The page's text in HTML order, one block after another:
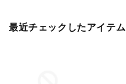
最近チェックしたアイテム